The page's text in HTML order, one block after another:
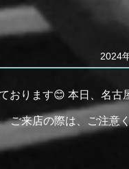
2024
おります😊 本日、名古
ご来店の際は、ご注意